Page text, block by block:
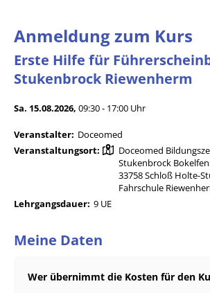
Anmeldung zum Kurs
Erste Hilfe für
Stukenbrock Riewenherm
Sa. 15.08.2026, 09:30 - 17:00 Uhr
Veranstalter: Doceomed
Veranstaltungsort:
Doceomed
Stukenbrock
33758 Schloß Holte-
Fahrschule
Lehrgangsdauer: 9 UE
Meine Daten
Wer übernimmt die Kosten für den